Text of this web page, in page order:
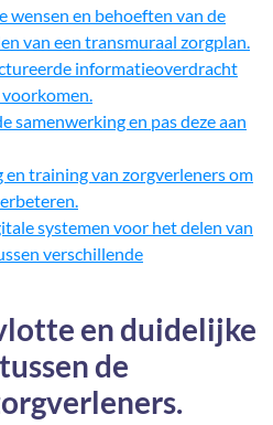
wensen en behoeften van de
van een transmuraal zorgplan.
informatieoverdracht
samenwerking en pas deze aan
training van zorgverleners om
systemen voor het delen van
verschillende
en duidelijke
de